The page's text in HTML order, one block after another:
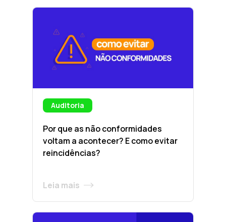
Auditoria
Por que as não conformidades
voltam a acontecer? E como evitar
reincidências?
Leia mais